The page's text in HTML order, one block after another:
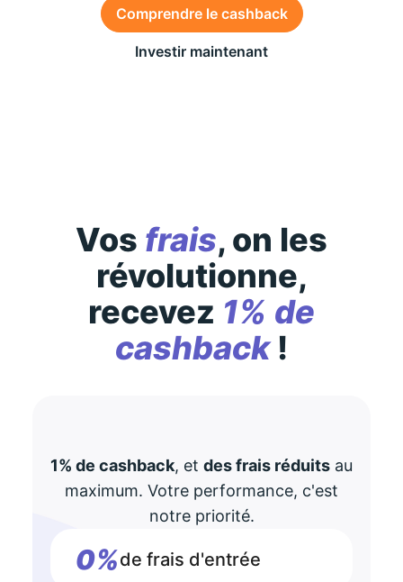
Comprendre le cashback
Investir maintenant
Vos frais, on les
révolutionne,
recevez 1% de
cashback!
1% de cashback, et des frais réduits au
maximum. Votre performance, c'est
notre priorité.
0%de frais d'entrée